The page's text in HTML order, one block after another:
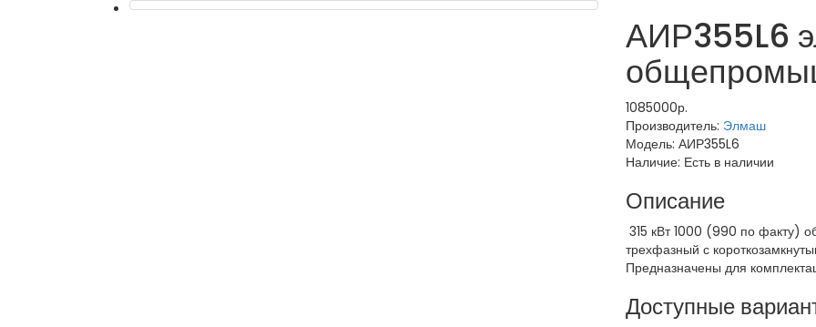
АИР355L6
1085000р.
Производитель: Элмаш
Модель: АИР355L6
Наличие: Есть в наличии
Описание
315 кВт 1000 (990 по факту)
трехфазный с
Предназначены для
Доступные